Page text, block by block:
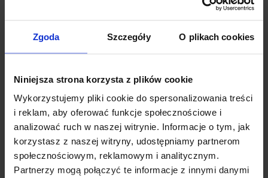
Zgoda Szczegóły O plikach cookies
Niniejsza strona korzysta z plików cookie
Wykorzystujemy pliki cookie do spersonalizowania treści
i reklam, aby oferować funkcje społecznościowe i
analizować ruch w naszej witrynie. Informacje o tym, jak
korzystasz z naszej witryny, udostępniamy partnerom
społecznościowym, reklamowym i analitycznym.
Partnerzy mogą połączyć te informacje z innymi danymi
Buki